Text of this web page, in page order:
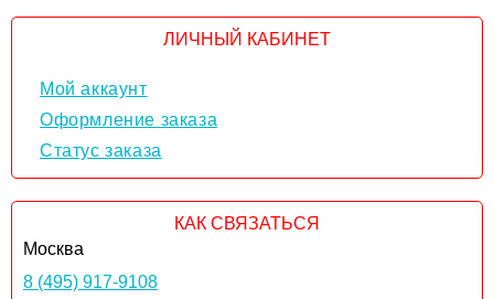
ЛИЧНЫЙ КАБИНЕТ
Мой аккаунт
Оформление заказа
Статус заказа
КАК СВЯЗАТЬСЯ
Москва
8 (495) 917-9108